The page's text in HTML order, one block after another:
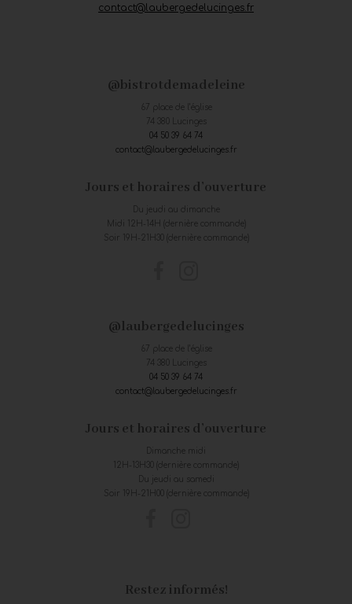
contact@laubergedelucinges.fr
@bistrotdemadeleine
67 place de l’église
74 380 Lucinges
04 50 39 64 74
contact@laubergedelucinges.fr
Jours et horaires d’ouverture
Du jeudi au dimanche
Midi 12H-14H (dernière commande)
Soir 19H-21H30 (dernière commande)
@laubergedelucinges
67 place de l’église
74 380 Lucinges
04 50 39 64 74
contact@laubergedelucinges.fr
Jours et horaires d’ouverture
Dimanche midi
12H-13H30 (dernière commande)
Du jeudi au samedi
Soir 19H-21H00 (dernière commande)
Restez informés!